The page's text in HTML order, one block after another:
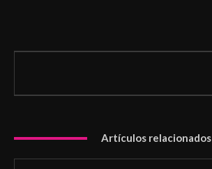
Artículos relacionados